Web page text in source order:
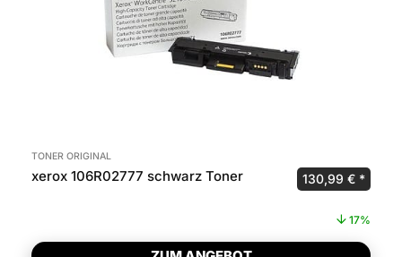
TONER ORIGINAL
xerox 106R02777 schwarz Toner Ursprünglicher
130,99 €
17%